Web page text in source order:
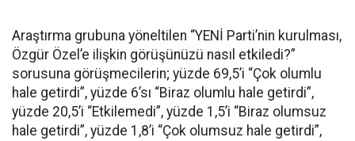
Araştırma grubuna yöneltilen “YENİ Parti’nin kurulması,
Özgür Özel’e ilişkin görüşünüzü nasıl etkiledi?”
sorusuna görüşmecilerin; yüzde 69,5’i “Çok olumlu
hale getirdi”, yüzde 6’sı “Biraz olumlu hale getirdi”,
yüzde 20,5’i “Etkilemedi”, yüzde 1,5’i “Biraz olumsuz
hale getirdi”, yüzde 1,8’i “Çok olumsuz hale getirdi”,